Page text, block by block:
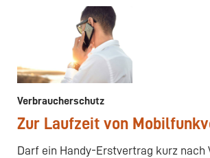
Verbraucherschutz
Zur Laufzeit von
Darf ein Handy-Erstvertrag kurz nach